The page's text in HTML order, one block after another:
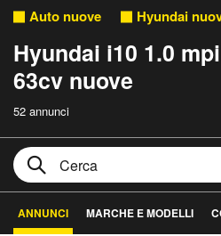
Auto nuove Hyundai
Hyundai i10 1.0
63cv nuove
52 annunci
ANNUNCI MARCHE E MODELLI